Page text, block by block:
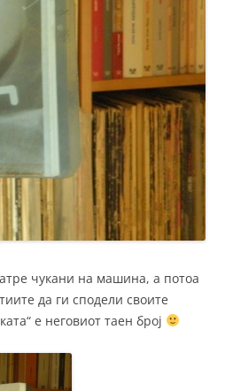
чукани на машина, а потоа
да ги сподели своите
е неговиот таен број